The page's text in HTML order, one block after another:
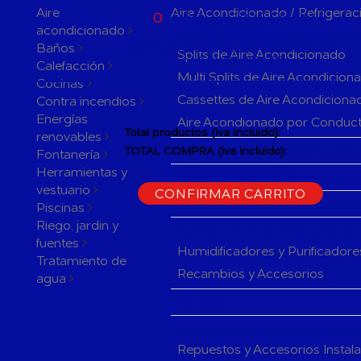
Aire
acondicionado
Baños
Calefacción
Cocinas
Contra incendios
Energías
renovables
Fontanería
Herramientas y
vestuario
Piscinas
Riego, jardin y
fuentes
Tratamiento de
agua
Aire Acondicionado /
Splits de Aire Acondicionado
Multi Splits de Aire
Cassettes de Aire
Aire Acondionado por
Herramientas y accesorios de
Sistemas de Regulación de
Humidificadores y
Recambios y Accesorios
Repuestos y Accesorios
0 PRODUCTOS EN SU
ACTUALMENTE 1 PRODUCTO
EN SU CARRITO.
Total productos (iva incluido):
TOTAL COMPRA (iva incluido):
CONFIRMAR CARRITO